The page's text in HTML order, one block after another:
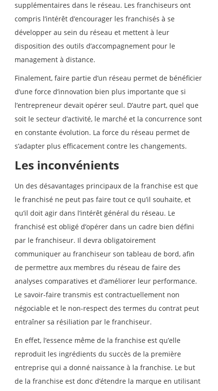
supplémentaires dans le réseau. Les franchiseurs ont
compris l’intérêt d’encourager les franchisés à se
développer au sein du réseau et mettent à leur
disposition des outils d’accompagnement pour le
management à distance.
Finalement, faire partie d’un réseau permet de bénéficier
d’une force d’innovation bien plus importante que si
l’entrepreneur devait opérer seul. D’autre part, quel que
soit le secteur d’activité, le marché et la concurrence sont
en constante évolution. La force du réseau permet de
s’adapter plus efficacement contre les changements.
Les inconvénients
Un des désavantages principaux de la franchise est que
le franchisé ne peut pas faire tout ce qu’il souhaite, et
qu’il doit agir dans l’intérêt général du réseau. Le
franchisé est obligé d’opérer dans un cadre bien défini
par le franchiseur. Il devra obligatoirement
communiquer au franchiseur son tableau de bord, afin
de permettre aux membres du réseau de faire des
analyses comparatives et d’améliorer leur performance.
Le savoir-faire transmis est contractuellement non
négociable et le non-respect des termes du contrat peut
entraîner sa résiliation par le franchiseur.
En effet, l’essence même de la franchise est qu’elle
reproduit les ingrédients du succès de la première
entreprise qui a donné naissance à la franchise. Le but
de la franchise est donc d’étendre la marque en utilisant